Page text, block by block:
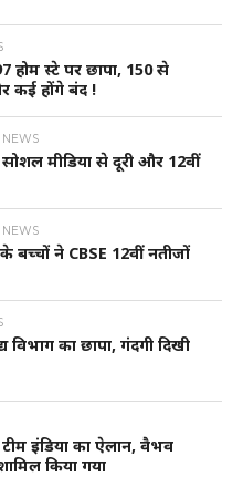
होम स्टे पर छापा, 150 से
कई होंगे बंद !
NEWS
सोशल मीडिया से दूरी और 12वीं
NEWS
बच्चों ने CBSE 12वीं नतीजों
विभाग का छापा, गंदगी दिखी
इंडिया का ऐलान, वैभव
किया गया